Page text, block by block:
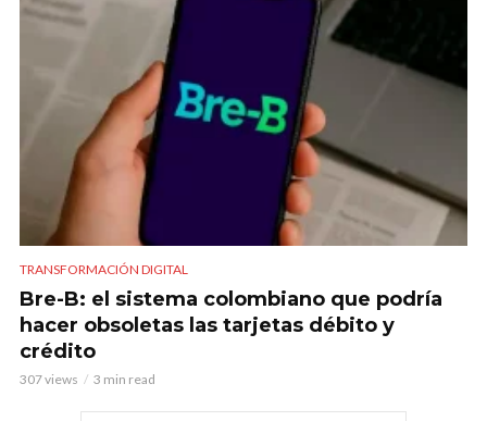
TRANSFORMACIÓN DIGITAL
Bre-B: el sistema colombiano que podría
hacer obsoletas las tarjetas débito y
crédito
307 views 3 min read